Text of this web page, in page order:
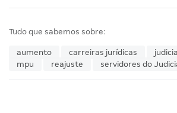
Tudo que sabemos sobre:
aumento carreiras jurídicas
mpu
reajuste servidores do